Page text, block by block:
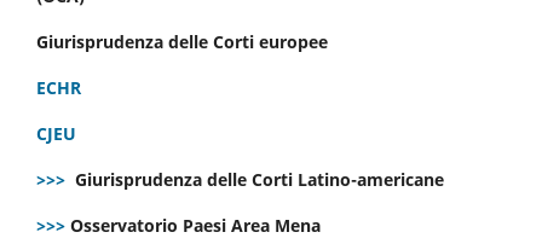
Giurisprudenza delle Corti europee
ECHR
CJEU
>>> Giurisprudenza delle Corti Latino-americane
>>> Osservatorio Paesi Area Mena